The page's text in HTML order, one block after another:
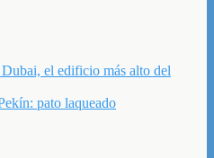
el edificio más alto del
pato laqueado